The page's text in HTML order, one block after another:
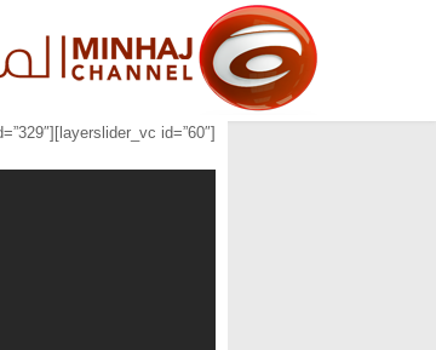
[layerslider_vc id=”60″][layerslider_vc id=”329″][layerslider_vc id=”330″]